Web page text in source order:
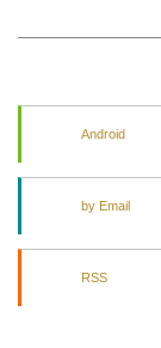
Android
by Email
RSS